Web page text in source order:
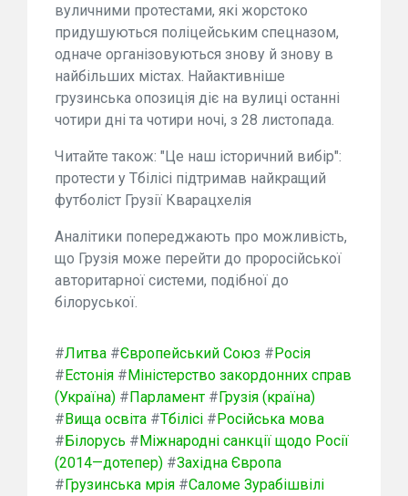
вуличними протестами, які жорстоко
придушуються поліцейським спецназом,
одначе організовуються знову й знову в
найбільших містах. Найактивніше
грузинська опозиція діє на вулиці останні
чотири дні та чотири ночі, з 28 листопада.
Читайте також: "Це наш історичний вибір":
протести у Тбілісі підтримав найкращий
футболіст Грузії Кварацхелія
Аналітики попереджають про можливість,
що Грузія може перейти до проросійської
авторитарної системи, подібної до
білоруської.
#Литва #Європейський Союз #Росія
#Естонія #Міністерство закордонних справ
(Україна) #Парламент #Грузія (країна)
#Вища освіта #Тбілісі #Російська мова
#Білорусь #Міжнародні санкції щодо Росії
(2014—дотепер) #Західна Європа
#Грузинська мрія #Саломе Зурабішвілі